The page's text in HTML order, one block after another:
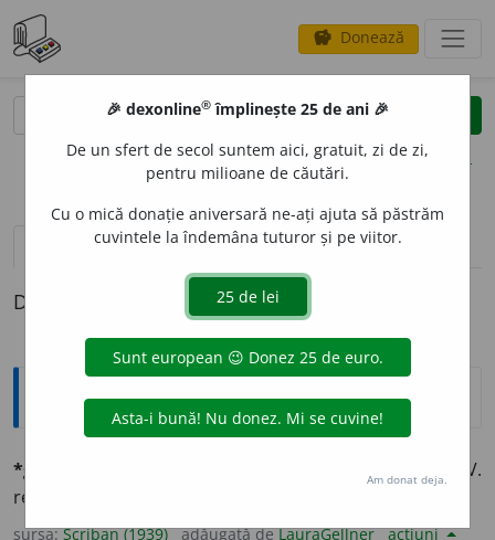
savings Donează
clear
opțiuni
definiții (1)
Definiția cu ID-ul 589098:
Explicative DEX
*grupéz
). Fac grupe, adun în grupe. V.
refl. Mă adun în grupe.
sursa:Scriban (1939) adăugată deLauraGellner acțiuni
🎉 dexonline® împlinește 25 de ani 🎉
De un sfert de secol suntem aici, gratuit, zi de zi,
pentru milioane de căutări.
Cu o mică donație aniversară ne-ați ajuta să păstrăm
cuvintele la îndemâna tuturor și pe viitor.
Am donat deja.